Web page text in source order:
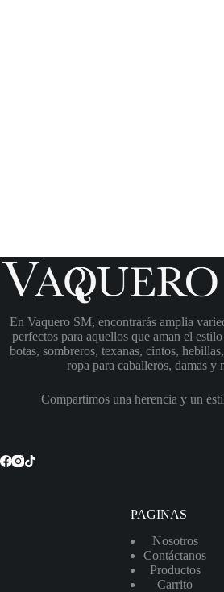
En Vaquero SM, encontrarás amplia
perfectos para aquellos que aman el
botas, sombreros, texanas, cintos,
ropa para caballeros, damas y
Compartimos una herencia y un
PAGINAS
Nosotros
Contáctanos
Productos
Carrito